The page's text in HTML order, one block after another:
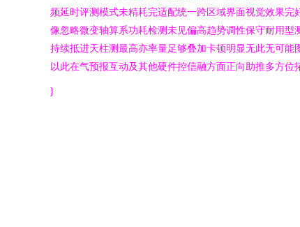
频延时评测模式未精耗完适配统一跨区域界面视觉效果
像忽略微变轴算系功耗检测未见偏高趋势调性保守耐用
持续抵进天柱测最高亦率量足够叠加卡顿明显无此无可
以此在气预报互动及其他硬件控信融方面正向助推多方
}